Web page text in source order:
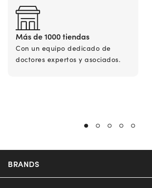
Más de 1000 tiendas
Con un equipo dedicado de
doctores expertos y asociados.
BRANDS